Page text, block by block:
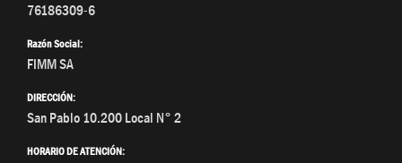
76186309-6
Razón Social:
FIMM SA
DIRECCIÓN:
San Pablo 10.200 Local N° 2
HORARIO DE ATENCIÓN: